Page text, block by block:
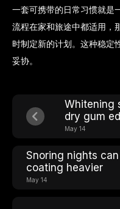
一套可携带的日常习惯就是
流程在家和旅途中都适用，
时制定新的计划。这种稳定
妥协。
Whitening
dry gum
May 14
Snoring nights
coating heavier
May 14